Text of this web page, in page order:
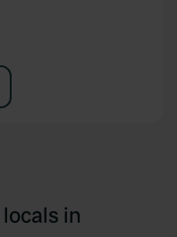
in